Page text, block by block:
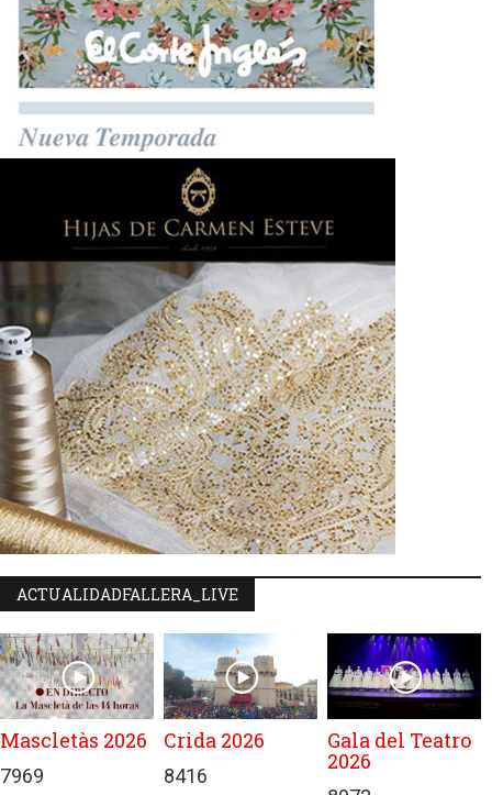
ACTUALIDADFALLERA_LIVE
Mascletàs 2026
7969
Crida 2026
8416
Gala del Teatro
2026